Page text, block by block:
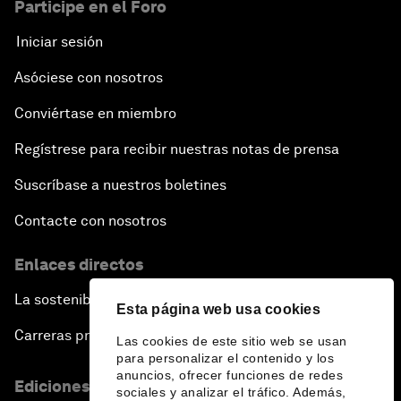
Esta página web usa cookies
Las cookies de este sitio web se usan
para personalizar el contenido y los
anuncios, ofrecer funciones de redes
sociales y analizar el tráfico. Además,
Participe en el Foro
Iniciar sesión
Asóciese con nosotros
Conviértase en miembro
Regístrese para recibir nuestras notas de prensa
Suscríbase a nuestros boletines
Contacte con nosotros
Enlaces directos
La sostenibilidad en el Foro
Carreras profesionales
Ediciones en otros idiomas